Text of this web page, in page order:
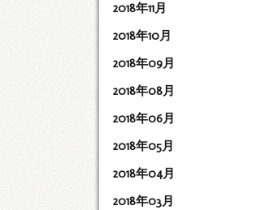
2018年11月
2018年10月
2018年09月
2018年08月
2018年06月
2018年05月
2018年04月
2018年03月